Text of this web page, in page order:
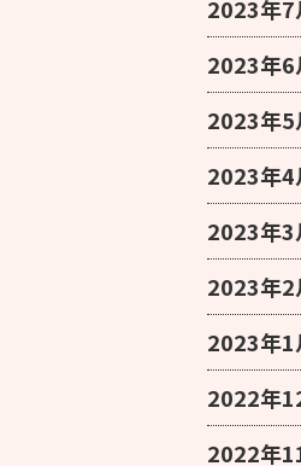
2023年7
2023年6
2023年5
2023年4
2023年3
2023年2
2023年1
2022年
2022年